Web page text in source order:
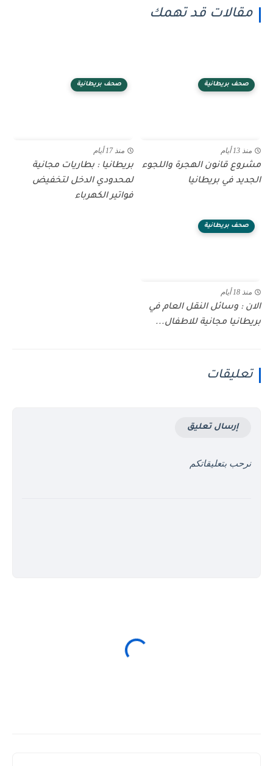
مقالات قد تهمك
صحف بريطانية
منذ 13 أيام
مشروع قانون الهجرة واللجوء
الجديد في بريطانيا
صحف بريطانية
منذ 17 أيام
بريطانيا : بطاريات مجانية
لمحدودي الدخل لتخفيض
فواتير الكهرباء
صحف بريطانية
منذ 18 أيام
الان : وسائل النقل العام في
بريطانيا مجانية للاطفال...
تعليقات
إرسال تعليق
نرحب بتعليقاتكم